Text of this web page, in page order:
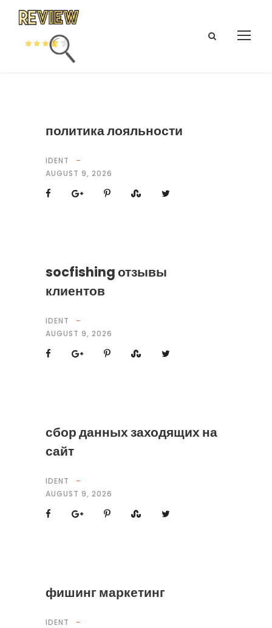
политика лояльности
IDENT
AUGUST 9, 2026
socfishing отзывы
клиентов
IDENT
AUGUST 9, 2026
сбор данных заходящих на
сайт
IDENT
AUGUST 9, 2026
фишинг маркетинг
IDENT